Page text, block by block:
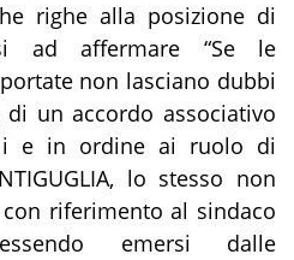
righe alla posizione di
ad affermare “Se le
non lasciano dubbi
di un accordo associativo
e in ordine ai ruolo di
lo stesso non
riferimento al sindaco
emersi dalle